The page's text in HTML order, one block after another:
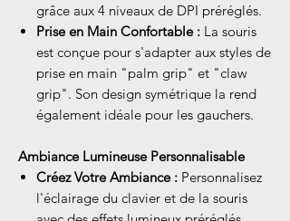
grâce aux 4 niveaux de DPI préréglés.
Prise en Main Confortable : La souris
est conçue pour s'adapter aux styles de
prise en main "palm grip" et "claw
grip". Son design symétrique la rend
également idéale pour les gauchers.
Ambiance Lumineuse Personnalisable
Créez Votre Ambiance : Personnalisez
l'éclairage du clavier et de la souris